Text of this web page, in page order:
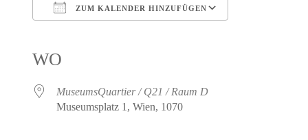
ZUM KALENDER HINZUFÜGEN
WO
MuseumsQuartier / Q21 / Raum D
Museumsplatz 1, Wien, 1070